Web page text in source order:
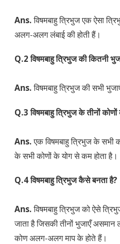
Ans.विषमबाहु त्रिभुज एक ऐसा
अलग-अलग लंबाई की होती हैं।
Q.2 विषमबाहु त्रिभुज की कितनी
Ans.विषमबाहु त्रिभुज की सभी
Q.3 विषमबाहु त्रिभुज के तीनों कोणों
Ans.एक विषमबाहु त्रिभुज के सभी
के सभी कोणों के योग से कम होता है।
Q.4 विषमबाहु त्रिभुज कैसे बनता है?
Ans.विषमबाहु त्रिभुज को ऐसे
जाता है जिसकी तीनों भुजाएँ असमान
कोण अलग-अलग माप के होते हैं।